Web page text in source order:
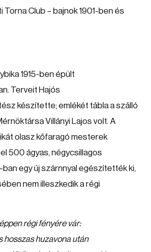
Club – bajnok 1901-ben és
1915-ben épült
Terveit Hajós
készítette; emlékét tábla a szálló
Villányi Lajos volt. A
olasz kőfaragó mesterek
500 ágyas, négycsillagos
egy új szárnnyal egészítették ki,
nem illeszkedik a régi
régi fényére vár:
hosszas huzavona után